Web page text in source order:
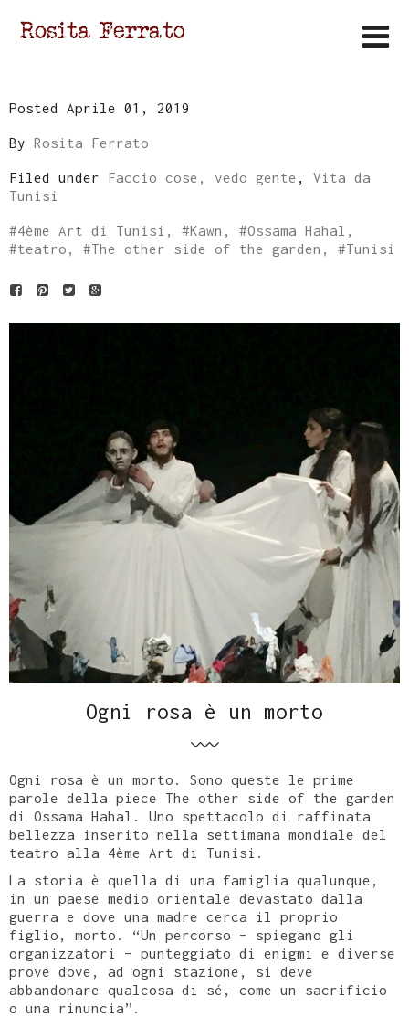
Posted Aprile 01, 2019
By Rosita Ferrato
Filed under Faccio cose, vedo gente , Vita da
Tunisi
#4ème Art di Tunisi , #Kawn , #Ossama Hahal ,
#teatro , #The other side of the garden , #Tunisi
Ogni rosa è un morto
Ogni rosa è un morto. Sono queste le prime
parole della piece The other side of the garden
di Ossama Hahal. Uno spettacolo di raffinata
bellezza inserito nella settimana mondiale del
teatro alla 4ème Art di Tunisi.
La storia è quella di una famiglia qualunque,
in un paese medio orientale devastato dalla
guerra e dove una madre cerca il proprio
figlio, morto. “Un percorso – spiegano gli
organizzatori – punteggiato di enigmi e diverse
prove dove, ad ogni stazione, si deve
abbandonare qualcosa di sé, come un sacrificio
o una rinuncia”.